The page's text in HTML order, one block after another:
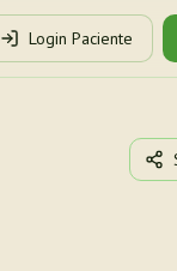
Login Paciente